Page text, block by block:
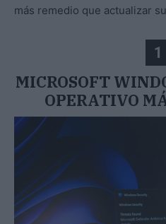
más remedio que actualizar
1
MICROSOFT
OPERATIVO